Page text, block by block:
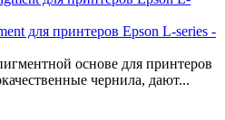
для принтеров Epson L-series -
основе для принтеров
чернила, дают...